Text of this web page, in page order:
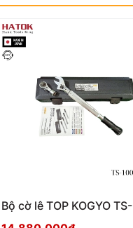
Bộ cờ lê TOP KOGYO TS-
100NTG-N Nhật Bản